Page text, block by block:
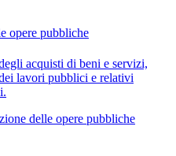
opere pubbliche
acquisti di beni e servizi,
lavori pubblici e relativi
delle opere pubbliche